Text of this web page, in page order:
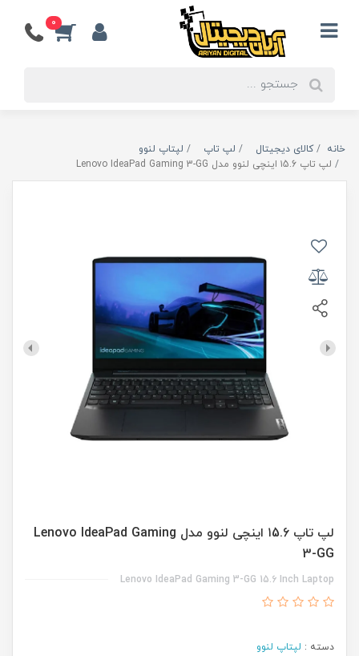
0
خانه کالای دیجیتال لپ تاپ
لپتاپ لنوو
لپ تاپ ۱5.6 اینچی لنوو مدل Lenovo IdeaPad Gaming 3-GG
لپ تاپ ۱5.6 اینچی لنوو مدل Lenovo IdeaPad Gaming
3-GG
Lenovo IdeaPad Gaming 3-GG 15.6 Inch Laptop
دسته : لپتاپ لنوو